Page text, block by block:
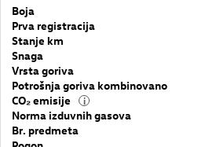
Boja
Prva registracija
Stanje km
Snaga
Vrsta goriva
Potrošnja goriva kombinovano
CO₂ emisije
i
Norma izduvnih gasova
Br. predmeta